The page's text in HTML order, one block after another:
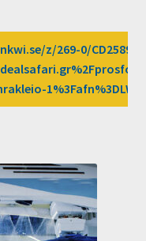
z/269-0/CD2589/?
1%3Fafn%3DLW